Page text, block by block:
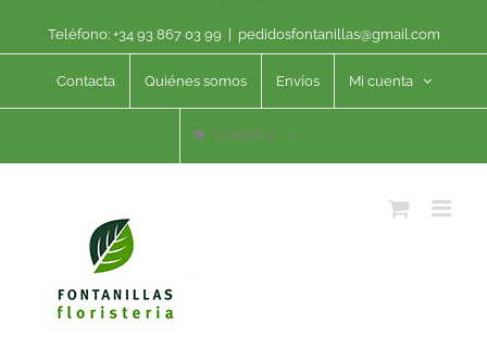
Teléfono: +34 93 867 03 99 pedidosfontanillas@gmail.com
Contacta Quiénes somos Envíos Mi cuenta
CARRITO